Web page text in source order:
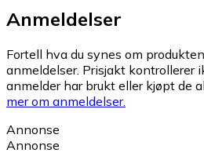
Anmeldelser
Fortell hva du synes om
anmeldelser. Prisjakt kontrollerer
anmelder har brukt eller kjøpt de
mer om anmeldelser.
Annonse
Annonse